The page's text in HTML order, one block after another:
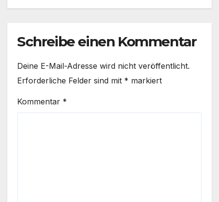
Schreibe einen Kommentar
Deine E-Mail-Adresse wird nicht veröffentlicht.
Erforderliche Felder sind mit * markiert
Kommentar *